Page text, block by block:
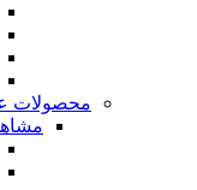
محصولات